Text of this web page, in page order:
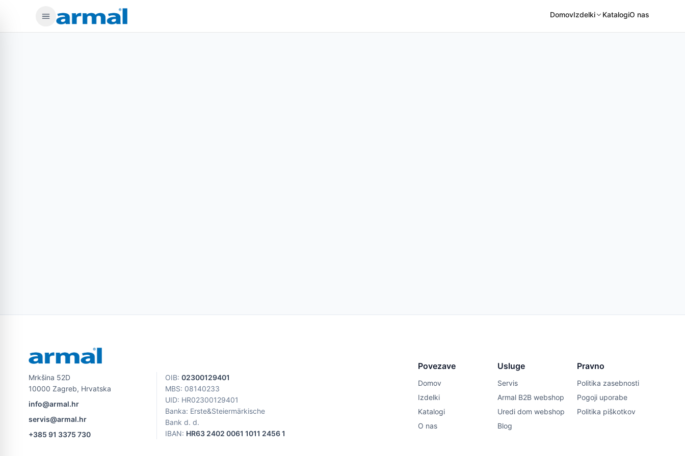
DomovIzdelki KatalogiO nas
Mrkšina 52D
10000 Zagreb, Hrvatska
info@armal.hr
servis@armal.hr
+385 91 3375 730
OIB: 02300129401
MBS: 08140233
UID: HR02300129401
Banka: Erste&Steiermärkische
Bank d. d.
IBAN: HR63 2402 0061 1011 2456 1
Povezave
Domov
Izdelki
Katalogi
O nas
Usluge
Servis
Armal B2B webshop
Uredi dom webshop
Blog
Pravno
Politika zasebnosti
Pogoji uporabe
Politika piškotkov